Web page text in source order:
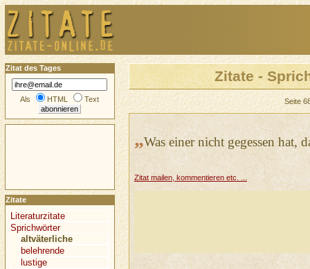
Zitate -
Seite
„Was einer nicht gegessen hat,
Zitat mailen, kommentieren etc. ...
Zitat des Tages
Als HTML Text
Zitate
Literaturzitate
Sprichwörter
altväterliche
belehrende
lustige